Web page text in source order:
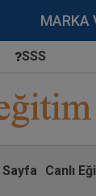
MARKA
SSS
Canlı